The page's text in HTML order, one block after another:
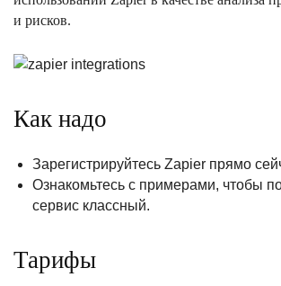
и рисков.
Как надо
Зарегистрируйтесь Zapier прямо
Ознакомьтесь с примерами, чтобы
сервис классный.
Тарифы